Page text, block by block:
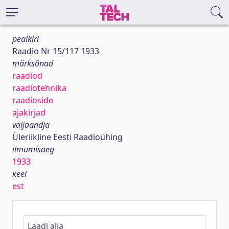
pealkiri
Raadio Nr 15/117 1933
märksõnad
raadiod
raadiotehnika
raadioside
ajakirjad
väljaandja
Üleriikline Eesti Raadioühing
ilmumisaeg
1933
keel
est
Laadi alla